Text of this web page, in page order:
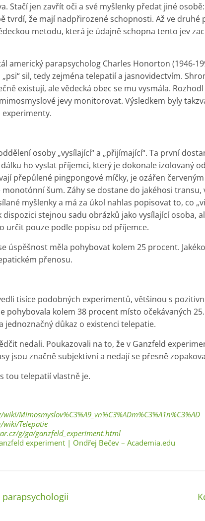
Stačí jen zavřít oči a své myšlenky předat jiné
tvrdí, že mají nadpřirozené schopnosti. Až ve druhé
metodu, která je údajně schopna tento jev
americký parapsycholog Charles Honorton (1946-
sil, tedy zejména telepatií a jasnovidectvím.
existují, ale vědecká obec se mu vysmála.
jevy monitorovat. Výsledkem byly
experimenty.
osoby „vysílající“ a „přijímající“. Ta první
ho vyslat příjemci, který je dokonale izolovaný
přepůlené pingpongové míčky, je ozářen
šum. Záhy se dostane do jakéhosi transu,
myšlenky a má za úkol nahlas popisovat to, co
stejnou sadu obrázků jako vysílající osoba,
určit pouze podle popisu od příjemce.
úspěšnost měla pohybovat kolem 25 procent.
přenosu.
tisíce podobných experimentů, většinou s
pohybovala kolem 38 procent místo očekávaných
jednoznačný důkaz o existenci telepatie.
nedali. Poukazovali na to, že v Ganzfeld
jsou značně subjektivní a nedají se přesně
tou telepatií vlastně je.
Mimosmyslov%C3%A9_vn%C3%ADm%C3%A1n%C3%AD
Telepatie
g/ga/ganzfeld_experiment.html
experiment | Ondřej Bečev – Academia.edu
parapsychologii